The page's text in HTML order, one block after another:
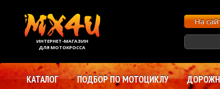
ИНТЕРНЕТ-МАГАЗИН
ДЛЯ МОТОКРОССА
На
КАТАЛОГ ПОДБОР ПО МОТОЦИКЛУ